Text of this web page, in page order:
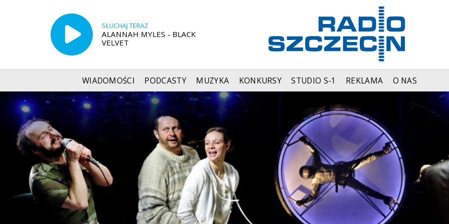
SŁUCHAJ TERAZ
ALANNAH MYLES - BLACK
VELVET
WIADOMOŚCI PODCASTY MUZYKA KONKURSY STUDIO S-1 REKLAMA O NAS